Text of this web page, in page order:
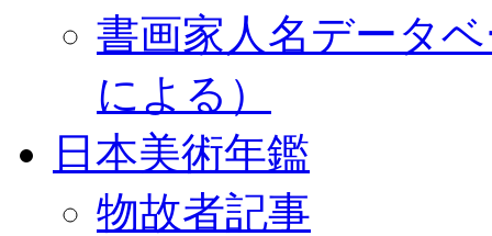
書画家人名データ
による）
日本美術年鑑
物故者記事